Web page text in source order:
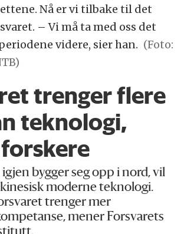
Nå er vi tilbake til det
– Vi må ta med oss det
videre, sier han. (Foto:
trenger flere
teknologi,
igjen bygger seg opp i nord, vil
moderne teknologi.
trenger mer
mener Forsvarets